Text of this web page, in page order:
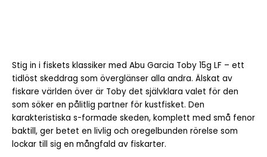
Stig in i fiskets klassiker med Abu Garcia Toby 15g LF – ett
tidlöst skeddrag som överglänser alla andra. Älskat av
fiskare världen över är Toby det självklara valet för den
som söker en pålitlig partner för kustfisket. Den
karakteristiska s-formade skeden, komplett med små fenor
baktill, ger betet en livlig och oregelbunden rörelse som
lockar till sig en mångfald av fiskarter.